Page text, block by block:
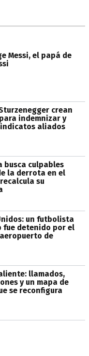
Messi, el papá de
crean
indemnizar y
aliados
busca culpables
la derrota en el
su
un futbolista
fue detenido por el
aeropuerto de
llamados,
y un mapa de
se reconfigura